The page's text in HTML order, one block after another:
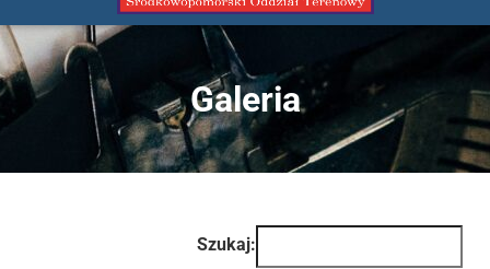
Galeria
Szukaj: